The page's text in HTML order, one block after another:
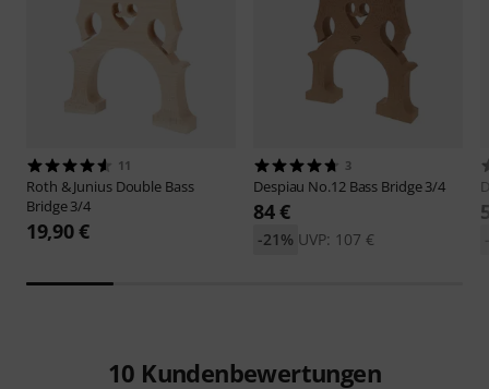
11
Roth & Junius Double Bass
Bridge 3/4
19,90 €
3
Despiau No.12 Bass Bridge 3/4
84 €
UVP: 107 €
-21%
10 Kundenbewertungen